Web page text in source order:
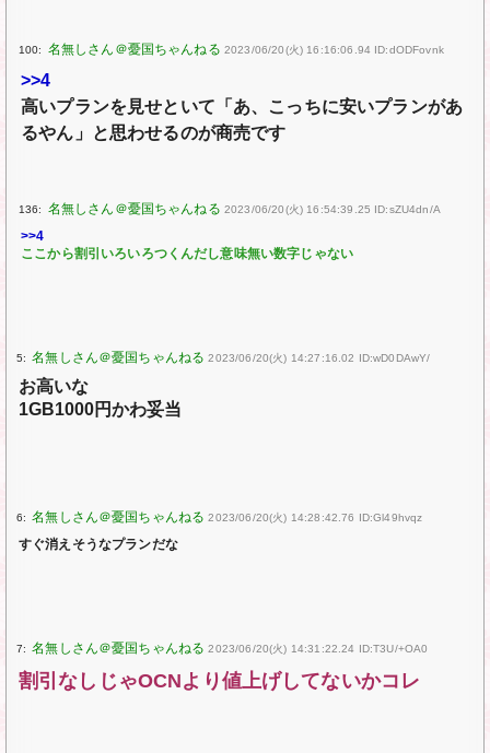
100: 2023/06/20(火) 16:16:06.94 ID:dODFovnk
>>4
高いプランを見せといて「あ、こっちに安いプランがあ
るやん」と思わせるのが商売です
136: 2023/06/20(火) 16:54:39.25 ID:sZU4dn/A
>>4
ここから割引いろいろつくんだし意味無い数字じゃない
5: 2023/06/20(火) 14:27:16.02 ID:wD0DAwY/
お高いな
1GB1000円かわ妥当
6: 2023/06/20(火) 14:28:42.76 ID:Gl49hvqz
すぐ消えそうなプランだな
7: 2023/06/20(火) 14:31:22.24 ID:T3U/+OA0
割引なしじゃOCNより値上げしてないかコレ